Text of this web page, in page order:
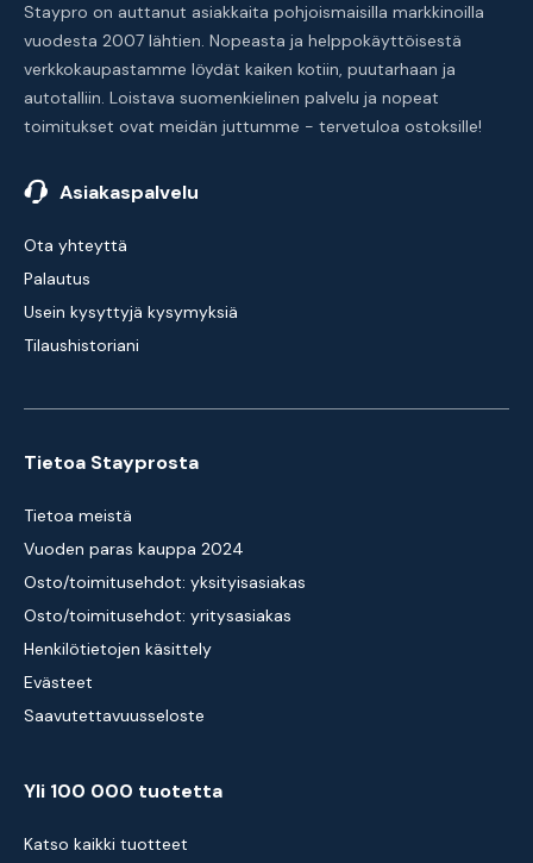
Staypro on auttanut asiakkaita pohjoismaisilla markkinoilla
vuodesta 2007 lähtien. Nopeasta ja helppokäyttöisestä
verkkokaupastamme löydät kaiken kotiin, puutarhaan ja
autotalliin. Loistava suomenkielinen palvelu ja nopeat
toimitukset ovat meidän juttumme - tervetuloa ostoksille!
Asiakaspalvelu
Ota yhteyttä
Palautus
Usein kysyttyjä kysymyksiä
Tilaushistoriani
Tietoa Stayprosta
Tietoa meistä
Vuoden paras kauppa 2024
Osto/toimitusehdot: yksityisasiakas
Osto/toimitusehdot: yritysasiakas
Henkilötietojen käsittely
Evästeet
Saavutettavuusseloste
Yli 100 000 tuotetta
Katso kaikki tuotteet